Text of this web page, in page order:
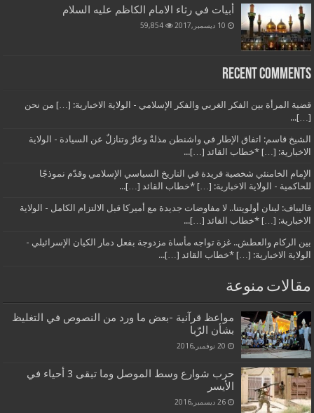
أبيات في رثاء الامام الكاظم عليه السلام
10 ديسمبر,2017 59,854
Recent Comments
قضية المرأة بين الفكر الغربي والفكر الإسلامي - الولاية الاخبارية: […] من نحن
[…]...
الشيخ قاسم: اتفاق الإطار في واشنطن مذلةٌ وعارٌ وتنازلٌ عن السيادة - الولاية
الاخبارية: […] *خطاب القائد […]...
الإمام الخامنئي شخصية فريدة في التاريخ السياسي الإسلامي وقدّم نموذجًا
للحاكمية - الولاية الاخبارية: […] *خطاب القائد […]...
قاليباف: لبنان أولويتنا.. لا مفاوضات جديدة مع أميركا قبل الالتزام الكامل - الولاية
الاخبارية: […] *خطاب القائد […]...
بين الركام والعطش.. غزة تواجه مأساة مزدوجة بفعل دمار الكيان الإسرائيلي -
الولاية الاخبارية: […] *خطاب القائد […]...
مقالات منوعة
مواعظ قرآنية -بعض ما ورد من النصوص في التغليظ
بشأن الرّبا
20 نوفمبر,2016
حرب شوارع وسط الموصل وما تبقى 3 أحياء في
الأيسر
26 ديسمبر,2016